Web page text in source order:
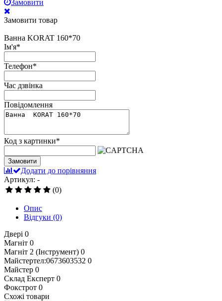
Замовити
Замовити товар
Ванна KORAT 160*70
Ім'я*
Телефон*
Час дзвінка
Повідомлення
Код з картинки*
Замовити
Додати до порівняння
Артикул: -
(0)
Опис
Відгуки (0)
Двері 0
Магніт 0
Магніт 2 (Інструмент) 0
Майстертел:0673603532 0
Майстер 0
Склад Експерт 0
Фокстрот 0
Схожі товари